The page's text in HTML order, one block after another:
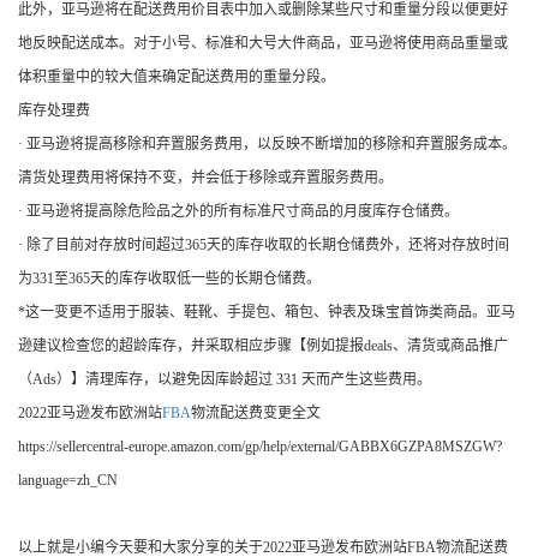
此外，亚马逊将在配送费用价目表中加入或删除某些尺寸和重量分段以便更好
地反映配送成本。对于小号、标准和大号大件商品，亚马逊将使用商品重量或
体积重量中的较大值来确定配送费用的重量分段。
库存处理费
· 亚马逊将提高移除和弃置服务费用，以反映不断增加的移除和弃置服务成本。
清货处理费用将保持不变，并会低于移除或弃置服务费用。
· 亚马逊将提高除危险品之外的所有标准尺寸商品的月度库存仓储费。
· 除了目前对存放时间超过365天的库存收取的长期仓储费外，还将对存放时间
为331至365天的库存收取低一些的长期仓储费。
*这一变更不适用于服装、鞋靴、手提包、箱包、钟表及珠宝首饰类商品。亚马
逊建议检查您的超龄库存，并采取相应步骤【例如提报deals、清货或商品推广
（Ads）】清理库存，以避免因库龄超过 331 天而产生这些费用。
2022亚马逊发布欧洲站FBA物流配送费变更全文
https://sellercentral-europe.amazon.com/gp/help/external/GABBX6GZPA8MSZGW?
language=zh_CN
以上就是小编今天要和大家分享的关于2022亚马逊发布欧洲站FBA物流配送费